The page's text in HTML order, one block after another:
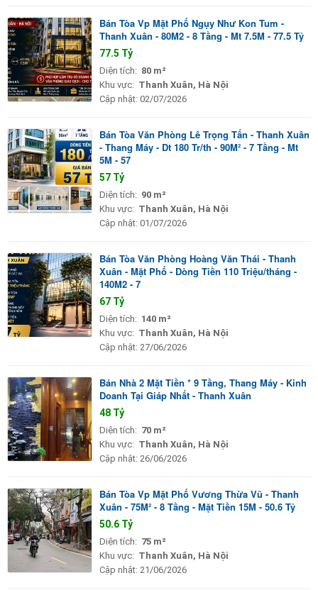
Bán Tòa Vp Mặt Phố Ngụy Như Kon Tum -
Thanh Xuân - 80M2 - 8 Tầng - Mt 7.5M - 77.5 Tỷ
77.5 Tỷ
Diện tích: 80 m²
Khu vực: Thanh Xuân, Hà Nội
Cập nhật: 02/07/2026
Bán Tòa Văn Phòng Lê Trọng Tấn - Thanh Xuân
- Thang Máy - Dt 180 Tr/th - 90M² - 7 Tầng - Mt
5M - 57
57 Tỷ
Diện tích: 90 m²
Khu vực: Thanh Xuân, Hà Nội
Cập nhật: 01/07/2026
Bán Tòa Văn Phòng Hoàng Văn Thái - Thanh
Xuân - Mặt Phố - Dòng Tiền 110 Triệu/tháng -
140M2 - 7
67 Tỷ
Diện tích: 140 m²
Khu vực: Thanh Xuân, Hà Nội
Cập nhật: 27/06/2026
Bán Nhà 2 Mặt Tiền * 9 Tầng, Thang Máy - Kinh
Doanh Tại Giáp Nhất - Thanh Xuân
48 Tỷ
Diện tích: 70 m²
Khu vực: Thanh Xuân, Hà Nội
Cập nhật: 26/06/2026
Bán Tòa Vp Mặt Phố Vương Thừa Vũ - Thanh
Xuân - 75M² - 8 Tầng - Mặt Tiền 15M - 50.6 Tỷ
50.6 Tỷ
Diện tích: 75 m²
Khu vực: Thanh Xuân, Hà Nội
Cập nhật: 21/06/2026